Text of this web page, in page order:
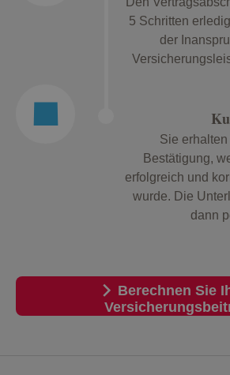
5 Schritten
der
Sie
Bestätigung,
erfolgreich und
wurde. Die
dann
Berechnen Sie